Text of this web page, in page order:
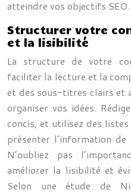
atteindre vos objectifs SEO.
Structurer votre
et la lisibilité
La structure de votre
faciliter la lecture et la
et des sous-titres clairs et
organiser vos idées.
concis, et utilisez des
présenter l’information
N’oubliez pas
améliorer la lisibilité et
Selon une étude de